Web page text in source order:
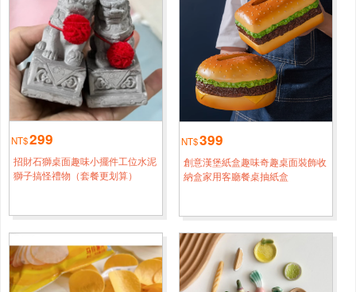
劉*[0920****6397]
1小時鐘前
24H極速出貨 現貨 特惠創意仿真玉米抽紙盒客廳家用紙巾
盒車用茶几桌面擺件搞怪個性擺件
楊*[0986****1329]
24H極速出貨 現貨 特惠創意仿真玉米抽紙盒客廳家用紙巾
盒車用茶几桌面擺件搞怪個性擺件
嘉義
周*[0918****6371]
王*[0998****6299]
24H極速出貨 現貨 特惠創意仿真玉米抽紙盒客廳家用紙巾盒
NT$299
招財石獅桌面趣味小擺件工位水泥
獅子搞怪禮物（套餐更划算）
NT$399
創意漢堡紙盒趣味奇趣桌面裝飾收
納盒家用客廳餐桌抽紙盒